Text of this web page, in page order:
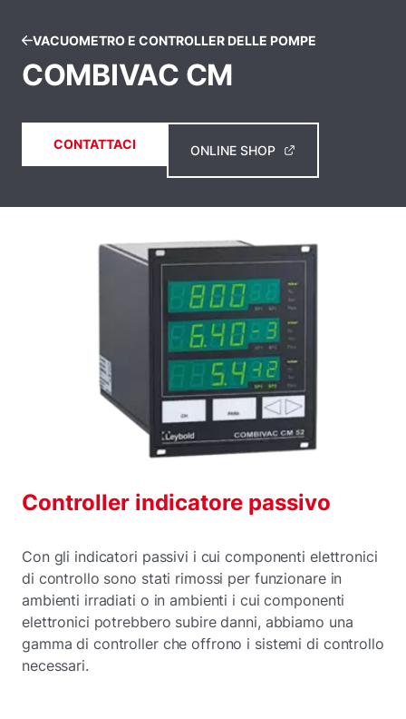
VACUOMETRO E CONTROLLER DELLE POMPE
COMBIVAC CM
CONTATTACI ONLINE SHOP
Controller indicatore passivo
Con gli indicatori passivi i cui componenti elettronici
di controllo sono stati rimossi per funzionare in
ambienti irradiati o in ambienti i cui componenti
elettronici potrebbero subire danni, abbiamo una
gamma di controller che offrono i sistemi di controllo
necessari.